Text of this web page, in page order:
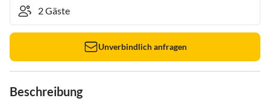
Unverbindlich anfragen
Beschreibung